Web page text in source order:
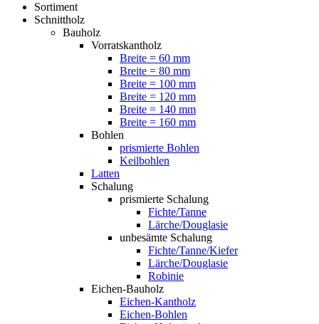
Sortiment
Schnittholz
Bauholz
Vorratskantholz
Breite = 60 mm
Breite = 80 mm
Breite = 100 mm
Breite = 120 mm
Breite = 140 mm
Breite = 160 mm
Bohlen
prismierte Bohlen
Keilbohlen
Latten
Schalung
prismierte Schalung
Fichte/Tanne
Lärche/Douglasie
unbesämte Schalung
Fichte/Tanne/Kiefer
Lärche/Douglasie
Robinie
Eichen-Bauholz
Eichen-Kantholz
Eichen-Bohlen